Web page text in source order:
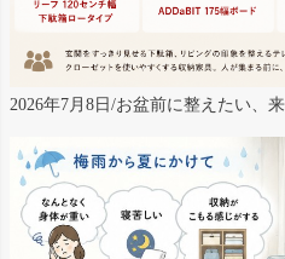
2026年7月8日/お盆前に整えたい、